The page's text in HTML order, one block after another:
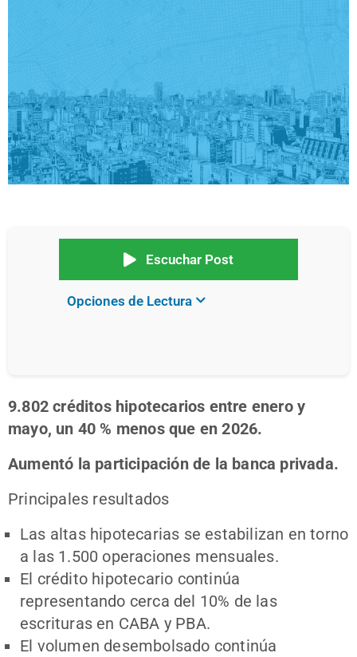
Escuchar Post
Opciones de Lectura
9.802 créditos hipotecarios entre enero y
mayo, un 40 % menos que en 2026.
Aumentó la participación de la banca privada.
Principales resultados
Las altas hipotecarias se estabilizan en torno
a las 1.500 operaciones mensuales.
El crédito hipotecario continúa
representando cerca del 10% de las
escrituras en CABA y PBA.
El volumen desembolsado continúa